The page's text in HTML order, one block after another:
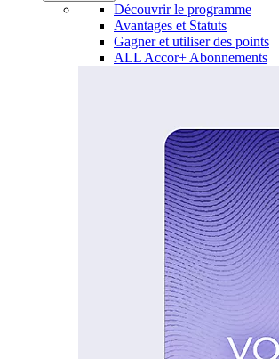
Découvrir le programme
Avantages et Statuts
Gagner et utiliser des points
ALL Accor+ Abonnements